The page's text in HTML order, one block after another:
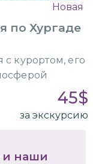
Новая
по Хургаде
курортом, его
45$
за экскурсию
и наши